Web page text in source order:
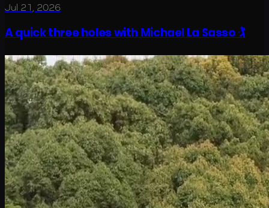
Jul 21, 2026
A quick three holes with Michael La Sasso 🏌